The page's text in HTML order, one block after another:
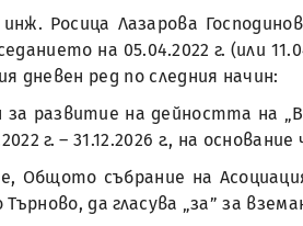
Росица Лазарова
на 05.04.2022 г. (или
дневен ред по следния начин:
развитие на дейността на
г. – 31.12.2026 г., на
Общото събрание на
да гласува „за” за